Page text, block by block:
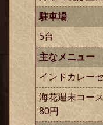
駐車場
5台
主なメニュー
インドカレー
海花週末コー
80円